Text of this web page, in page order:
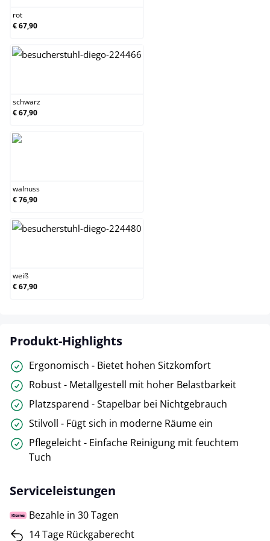
rot
€ 67,90
schwarz
€ 67,90
walnuss
€ 76,90
weiß
€ 67,90
Produkt-Highlights
Ergonomisch - Bietet hohen Sitzkomfort
Robust - Metallgestell mit hoher Belastbarkeit
Platzsparend - Stapelbar bei Nichtgebrauch
Stilvoll - Fügt sich in moderne Räume ein
Pflegeleicht - Einfache Reinigung mit feuchtem
Tuch
Serviceleistungen
Bezahle in 30 Tagen
14 Tage Rückgaberecht